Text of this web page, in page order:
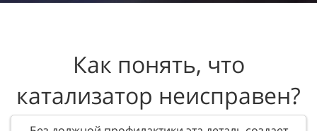
Как понять, что
катализатор неисправен?